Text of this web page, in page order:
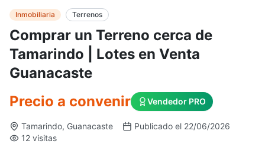
Comprar un Terreno cerca de
Tamarindo | Lotes en Venta
Guanacaste
Inmobiliaria Terrenos
Precio a convenir Vendedor PRO
Tamarindo, Guanacaste
Publicado el 22/06/2026
12 visitas